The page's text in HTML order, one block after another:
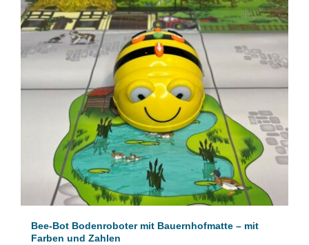
Bee-Bot Bodenroboter mit Bauernhofmatte – mit
Farben und Zahlen